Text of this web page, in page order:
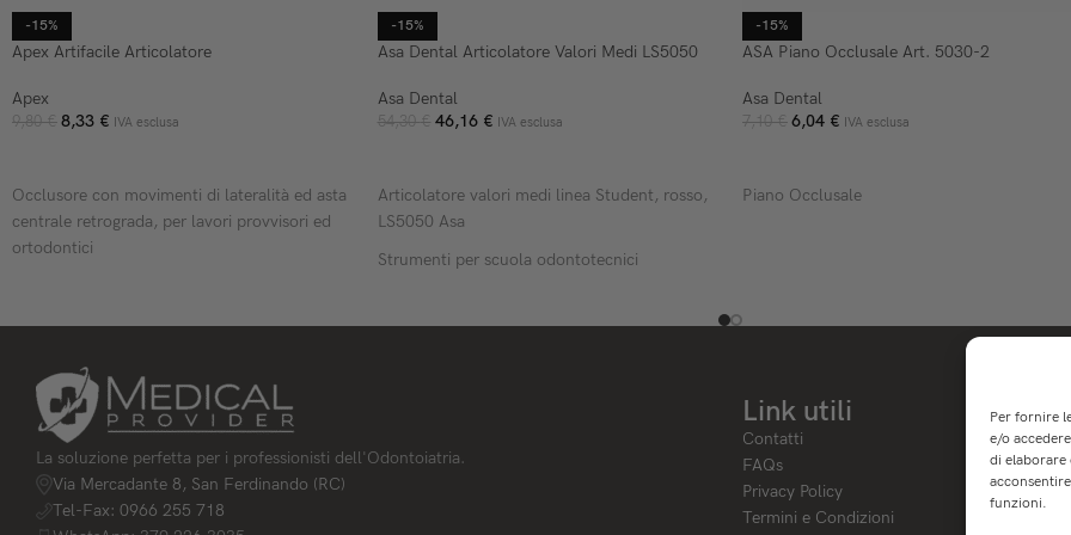
Per fornire
e/o
di elaborare
funzioni.
-15%
Apex Artifacile Articolatore
Apex
9,80€ 8,33 € IVA esclusa
Occlusore con movimenti di lateralità ed asta
centrale retrograda, per lavori provvisori ed
ortodontici
-15%
Asa Dental Articolatore Valori Medi LS5050
Asa Dental
54,30€ 46,16 € IVA esclusa
Articolatore valori medi linea Student, rosso,
LS5050 Asa
Strumenti per scuola odontotecnici
-15%
ASA Piano Occlusale Art. 5030-2
Asa Dental
7,10€ 6,04 € IVA esclusa
Piano Occlusale
La soluzione perfetta per i professionisti dell'Odontoiatria.
Via Mercadante 8, San Ferdinando (RC)
Tel-Fax: 0966 255 718
Link utili
Contatti
FAQs
Privacy Policy
Termini e Condizioni